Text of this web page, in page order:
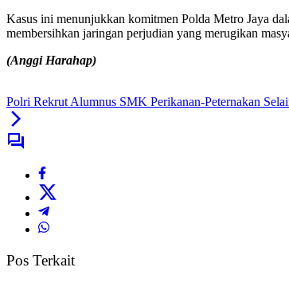
Kasus ini menunjukkan komitmen Polda Metro Jaya
membersihkan jaringan perjudian yang merugikan
(Anggi Harahap)
Polri Rekrut Alumnus SMK Perikanan-Peternakan
Pos Terkait